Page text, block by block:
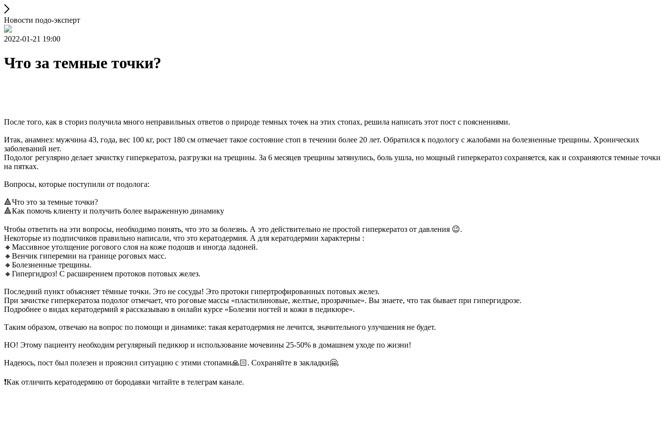
Новости подо-эксперт
2022-01-21 19:00
Что за темные точки?
После того, как в сториз получила много неправильных ответов о природе темных точек на этих стопах, решила написать этот пост с пояснениями.
Итак, анамнез: мужчина 43, года, вес 100 кг, рост 180 см отмечает такое состояние стоп в течении более 20 лет. Обратился к подологу с жалобами на болезненные трещины. Хронических
заболеваний нет.
Подолог регулярно делает зачистку гиперкератоза, разгрузки на трещины. За 6 месяцев трещины затянулись, боль ушла, но мощный гиперкератоз сохраняется, как и сохраняются темные точки
на пятках.
Вопросы, которые поступили от подолога:
🔺Что это за темные точки?
🔺Как помочь клиенту и получить более выраженную динамику
Чтобы ответить на эти вопросы, необходимо понять, что это за болезнь. А это действительно не простой гиперкератоз от давления 😉.
Некоторые из подписчиков правильно написали, что это кератодермия. А для кератодермии характерны :
🔸Массивное утолщение рогового слоя на коже подошв и иногда ладоней.
🔸Венчик гиперемии на границе роговых масс.
🔸Болезненные трещины.
🔸Гипергидроз! С расширением протоков потовых желез.
Последний пункт объясняет тёмные точки. Это не сосуды! Это протоки гипертрофированных потовых желез.
При зачистке гиперкератоза подолог отмечает, что роговые массы «пластилиновые, желтые, прозрачные». Вы знаете, что так бывает при гипергидрозе.
Подробнее о видах кератодермий я рассказываю в онлайн курсе «Болезни ногтей и кожи в педикюре».
Таким образом, отвечаю на вопрос по помощи и динамике: такая кератодермия не лечится, значительного улучшения не будет.
НО! Этому пациенту необходим регулярный педикюр и использование мочевины 25-50% в домашнем уходе по жизни!
Надеюсь, пост был полезен и прояснил ситуацию с этими стопами🙏🏻. Сохраняйте в закладки🤗.
❗️Как отличить кератодермию от бородавки читайте в телеграм канале.